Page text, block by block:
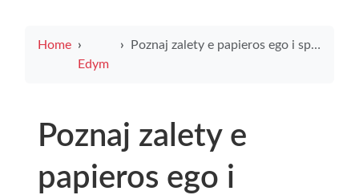
Home
Edym
Poznaj zalety e papieros ego i sprawdź, czy warto wybrać ten model
Poznaj zalety e
papieros ego i